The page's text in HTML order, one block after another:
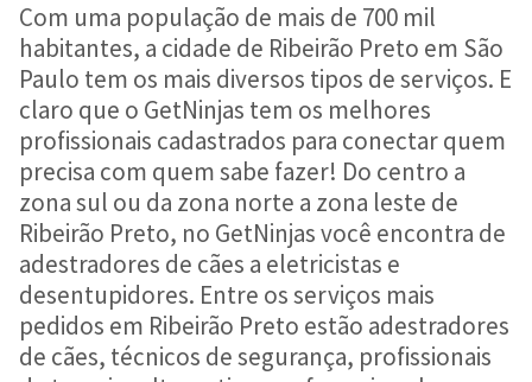
Com uma população de mais de 700 mil
habitantes, a cidade de Ribeirão Preto em São
Paulo tem os mais diversos tipos de serviços. E
claro que o GetNinjas tem os melhores
profissionais cadastrados para conectar quem
precisa com quem sabe fazer! Do centro a
zona sul ou da zona norte a zona leste de
Ribeirão Preto, no GetNinjas você encontra de
adestradores de cães a eletricistas e
desentupidores. Entre os serviços mais
pedidos em Ribeirão Preto estão adestradores
de cães, técnicos de segurança, profissionais